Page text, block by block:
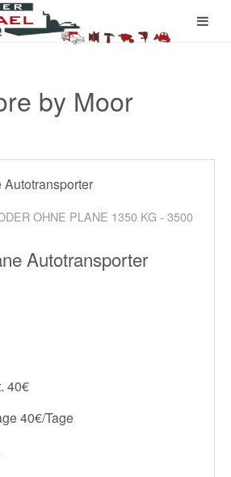
by Moor
OHNE PLANE 1350 KG - 3500
Autotransporter
40€
40€/Tage